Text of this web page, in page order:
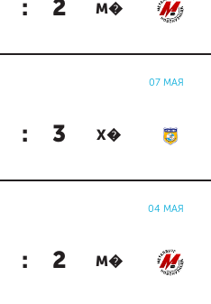
: 2 М�
07 МАЯ
: 3 Х�
04 МАЯ
: 2 М�